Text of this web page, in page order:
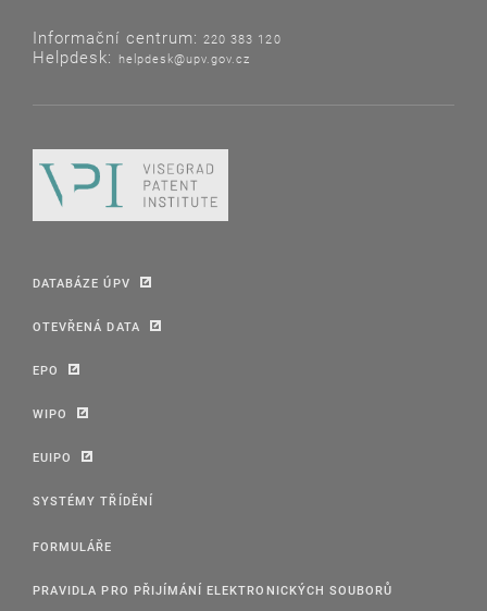
Informační centrum: 220 383 120
Helpdesk: helpdesk@upv.gov.cz
DATABÁZE ÚPV
OTEVŘENÁ DATA
EPO
WIPO
EUIPO
SYSTÉMY TŘÍDĚNÍ
FORMULÁŘE
PRAVIDLA PRO PŘIJÍMÁNÍ ELEKTRONICKÝCH SOUBORŮ